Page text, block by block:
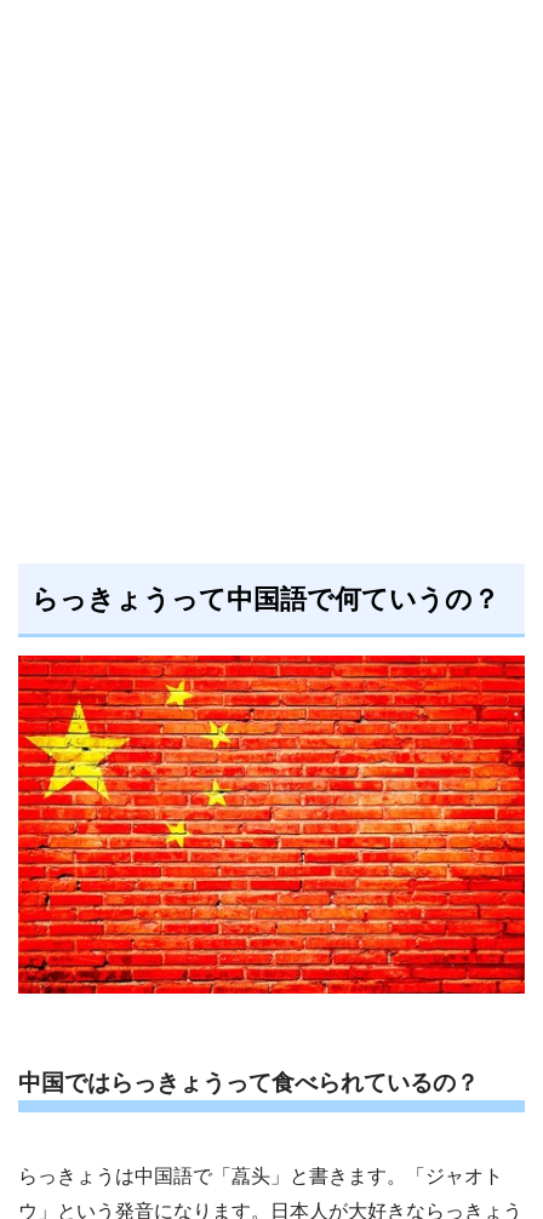
らっきょうって中国語で何ていうの？
中国ではらっきょうって食べられているの？
らっきょうは中国語で「藠头」と書きます。「ジャオト
ウ」という発音になります。日本人が大好きならっきょう